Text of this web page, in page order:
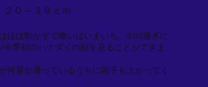
０～３９ｃｍ
ほぼ動かずで喰いはいまいち。9:00過ぎに
季初のハナダイの顔を見ることができま
何度か通っているうちに調子も上がってく